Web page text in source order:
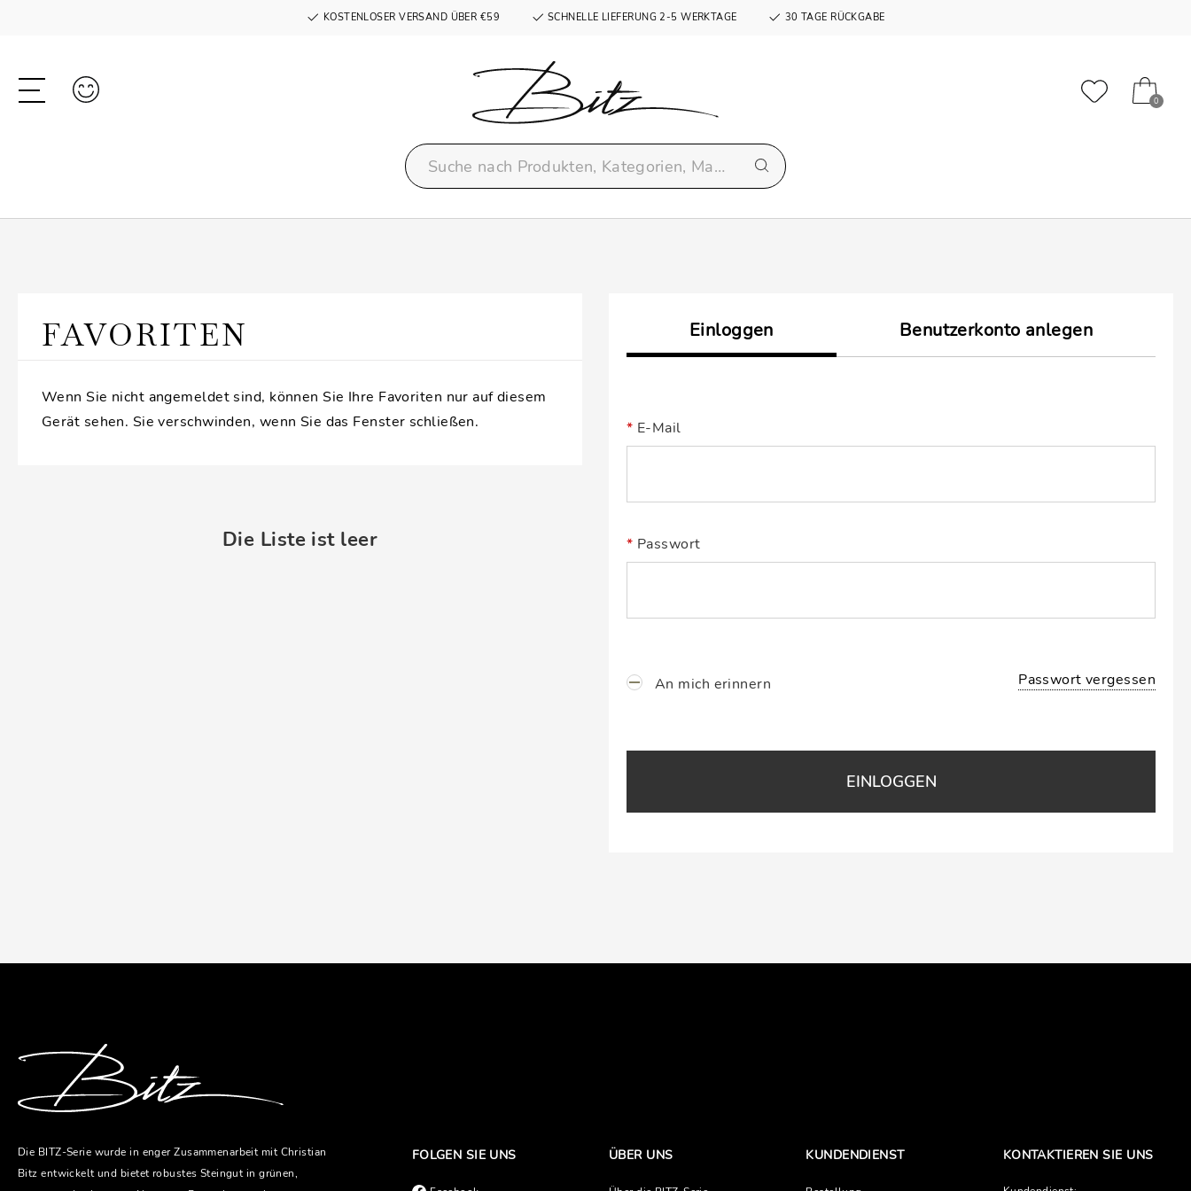
KOSTENLOSER VERSAND ÜBER €59 SCHNELLE LIEFERUNG 2-5 WERKTAGE 30 TAGE RÜCKGABE
0
FAVORITEN
Wenn Sie nicht angemeldet sind, können Sie Ihre Favoriten nur auf diesem
Gerät sehen. Sie verschwinden, wenn Sie das Fenster schließen.
Die Liste ist leer
Einloggen Benutzerkonto anlegen
E-Mail
Passwort
An mich erinnern Passwort vergessen
EINLOGGEN
Die BITZ-Serie wurde in enger Zusammenarbeit mit Christian
Bitz entwickelt und bietet robustes Steingut in grünen,
FOLGEN SIE UNS ÜBER UNS KUNDENDIENST KONTAKTIEREN SIE UNS